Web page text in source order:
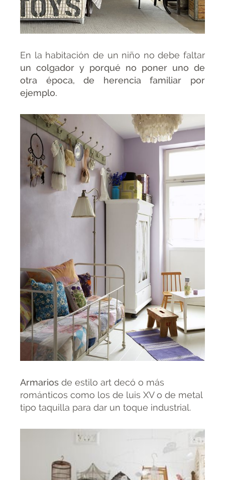
En la habitación de un niño no debe faltar
un colgador y porqué no poner uno de
otra época, de herencia familiar por
ejemplo.
Armarios de estilo art decó o más
románticos como los de luis XV o de metal
tipo taquilla para dar un toque industrial.